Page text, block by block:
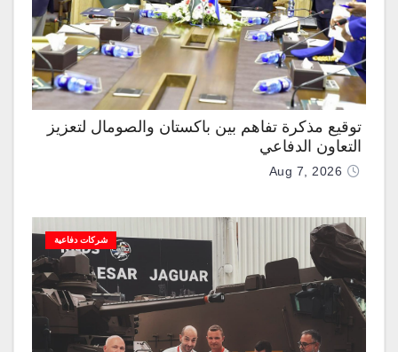
توقيع مذكرة تفاهم بين باكستان والصومال لتعزيز
التعاون الدفاعي
Aug 7, 2026
شركات دفاعية